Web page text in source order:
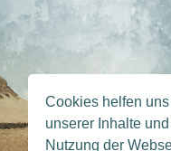
Cookies helfen
unserer Inhalte
Nutzung der